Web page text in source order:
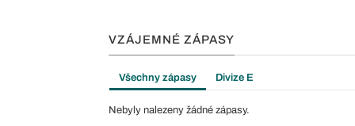
VZÁJEMNÉ ZÁPASY
Všechny zápasy Divize E
Nebyly nalezeny žádné zápasy.